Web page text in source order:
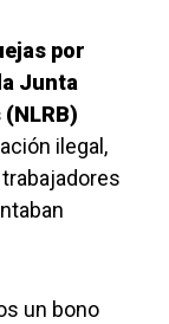
por
Junta
ilegal,
un bono